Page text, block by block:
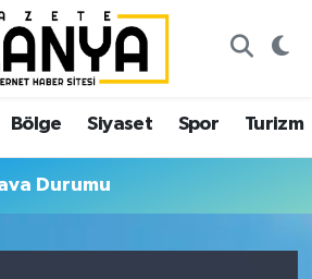
Bölge Siyaset Spor Turizm
Durumu
Eczaneler
Haritası
Durumu ve Fikstür